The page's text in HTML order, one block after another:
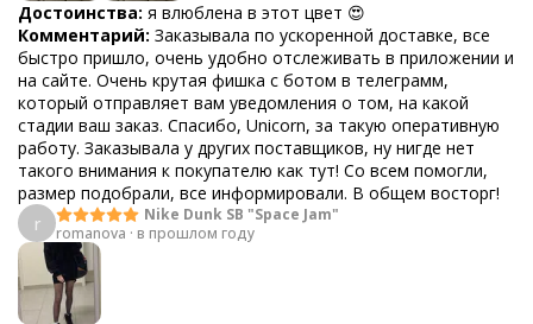
Достоинства: я влюблена в этот цвет 😍
Комментарий: Заказывала по ускоренной доставке, все
быстро пришло, очень удобно отслеживать в приложении и
на сайте. Очень крутая фишка с ботом в телеграмм,
который отправляет вам уведомления о том, на какой
стадии ваш заказ. Спасибо, Unicorn, за такую оперативную
работу. Заказывала у других поставщиков, ну нигде нет
такого внимания к покупателю как тут! Со всем помогли,
размер подобрали, все информировали. В общем восторг!
r
Nike Dunk SB "Space Jam"
romanova · в прошлом году